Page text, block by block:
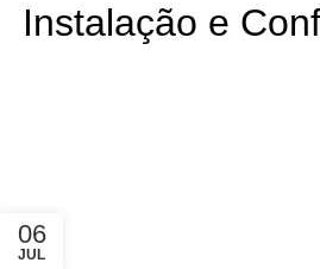
Instalação e
06
JUL